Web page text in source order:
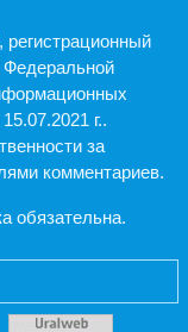
регистрационный
г..
за
комментариев.
обязательна.